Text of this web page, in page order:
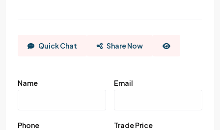
Quick Chat Share Now
Name Email
Phone Trade Price